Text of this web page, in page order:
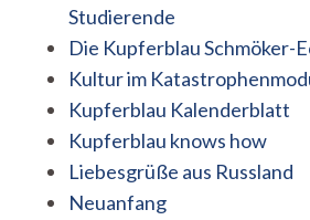
Studierende
Die Kupferblau Schmöker-
Kultur im
Kupferblau Kalenderblatt
Kupferblau knows how
Liebesgrüße aus Russland
Neuanfang